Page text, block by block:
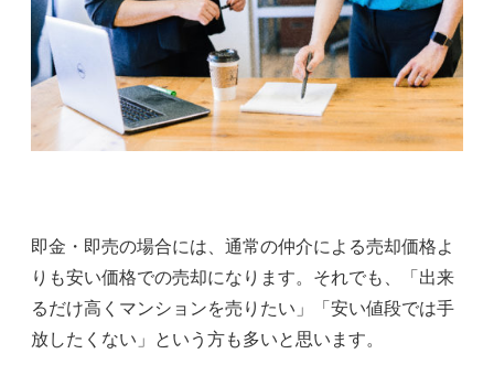
即金・即売の場合には、通常の仲介による売却価格よ
りも安い価格での売却になります。それでも、「出来
るだけ高くマンションを売りたい」「安い値段では手
放したくない」という方も多いと思います。